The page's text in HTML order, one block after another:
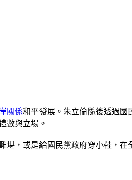
關係和平發展。朱立倫隨後透過國
數與立場。
堪，或是給國民黨政府穿小鞋，在